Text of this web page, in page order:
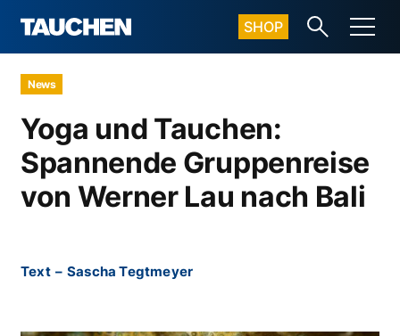
SHOP
News
Yoga und Tauchen:
Spannende Gruppenreise
von Werner Lau nach Bali
Text – Sascha Tegtmeyer